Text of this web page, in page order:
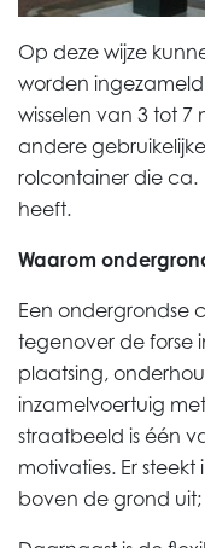
Op deze wijze
worden
wisselen van 3 tot 7
andere
rolcontainer die ca.
heeft.
Waarom
Een ondergrondse
tegenover de forse
plaatsing,
inzamelvoertuig
straatbeeld is één
motivaties. Er
boven de grond